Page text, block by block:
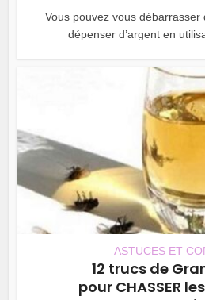
Vous pouvez vous débarrasser
dépenser d’argent en
ASTUCES ET
12 trucs de
pour CHASSER